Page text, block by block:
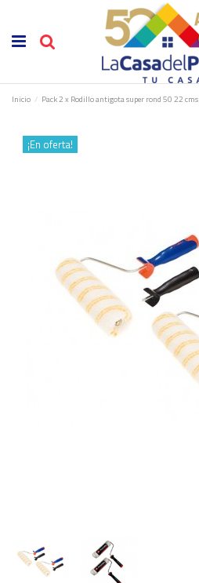
Inicio Pack 2 x Rodillo antigota super rond 50 22 cms
¡En oferta!